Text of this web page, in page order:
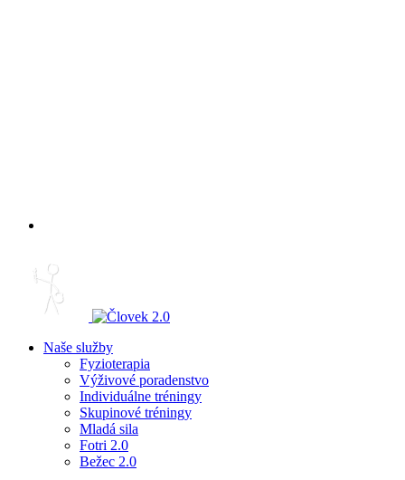
Naše služby
Fyzioterapia
Výživové poradenstvo
Individuálne tréningy
Skupinové tréningy
Mladá sila
Fotri 2.0
Bežec 2.0